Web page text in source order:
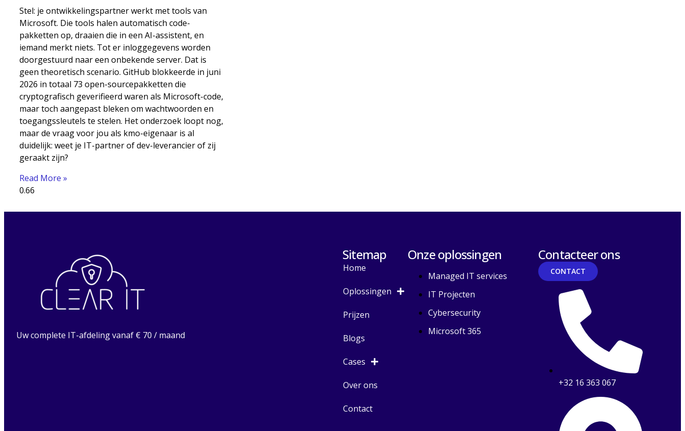
Stel: je ontwikkelingspartner werkt met tools van
Microsoft. Die tools halen automatisch code-
pakketten op, draaien die in een AI-assistent, en
iemand merkt niets. Tot er inloggegevens worden
doorgestuurd naar een onbekende server. Dat is
geen theoretisch scenario. GitHub blokkeerde in juni
2026 in totaal 73 open-sourcepakketten die
cryptografisch geverifieerd waren als Microsoft-code,
maar toch aangepast bleken om wachtwoorden en
toegangssleutels te stelen. Het onderzoek loopt nog,
maar de vraag voor jou als kmo-eigenaar is al
duidelijk: weet je IT-partner of dev-leverancier of zij
geraakt zijn?
Read More »
Uw complete IT-afdeling vanaf € 70 / maand
Sitemap
Home
Oplossingen
Prijzen
Blogs
Cases
Over ons
Contact
Onze oplossingen
Managed IT services
IT Projecten
Cybersecurity
Microsoft 365
Contacteer ons
CONTACT
+32 16 363 067